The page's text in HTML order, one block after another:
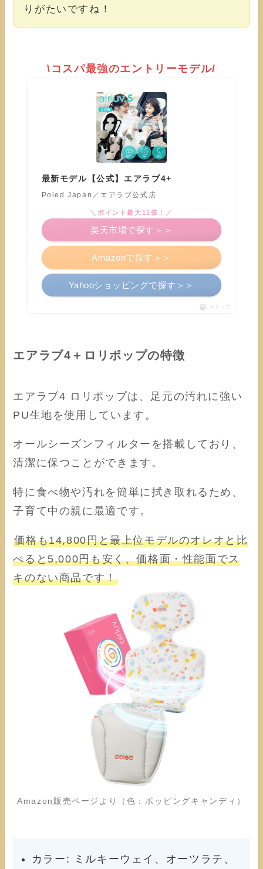
りがたいですね！
\コスパ最強のエントリーモデル/
最新モデル【公式】エアラブ4+
Poled Japan／エアラブ公式店
Amazonで探す＞＞
＼ポイント最大11倍！／
楽天市場で探す＞＞
Yahooショッピングで探す＞＞
ポチップ
エアラブ4＋ロリポップの特徴
エアラブ4 ロリポップは、足元の汚れに強い
PU生地を使用しています。
オールシーズンフィルターを搭載しており、
清潔に保つことができます。
特に食べ物や汚れを簡単に拭き取れるため、
子育て中の親に最適です。
価格も14,800円と最上位モデルのオレオと比
べると5,000円も安く、価格面・性能面でス
キのない商品です！
Amazon販売ページより（色：ポッピングキャンディ）
カラー: ミルキーウェイ、オーツラテ、